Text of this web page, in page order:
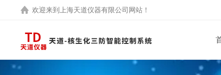
欢迎来到 上海天道仪器有限公司 网站！